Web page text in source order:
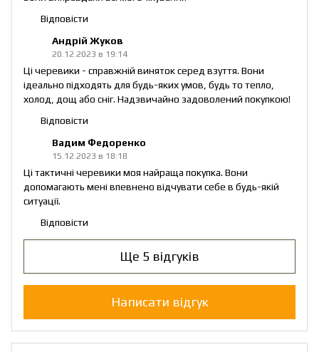
Відповісти
Андрій Жуков
20.12.2023 в 19:14
Ці черевики - справжній виняток серед взуття. Вони
ідеально підходять для будь-яких умов, будь то тепло,
холод, дощ або сніг. Надзвичайно задоволений покупкою!
Відповісти
Вадим Федоренко
15.12.2023 в 18:18
Ці тактичні черевики моя найраща покупка. Вони
допомагають мені впевнено відчувати себе в будь-якій
ситуації.
Відповісти
Ще 5 відгуків
Написати відгук